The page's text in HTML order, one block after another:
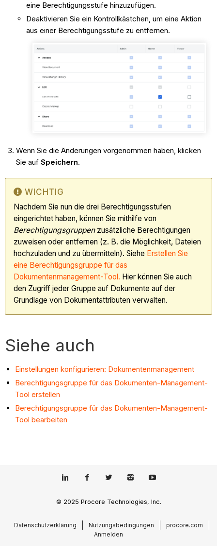
eine Berechtigungsstufe hinzuzufügen.
Deaktivieren Sie ein Kontrollkästchen, um eine Aktion
aus einer Berechtigungsstufe zu entfernen.
Wenn Sie die Änderungen vorgenommen haben, klicken
Sie auf Speichern.
WICHTIG
Nachdem Sie nun die drei Berechtigungsstufen
eingerichtet haben, können Sie mithilfe von
Berechtigungsgruppenzusätzliche Berechtigungen
zuweisen oder entfernen (z. B. die Möglichkeit, Dateien
hochzuladen und zu übermitteln). Siehe Erstellen Sie
eine Berechtigungsgruppe für das
Dokumentenmanagement-Tool. Hier können Sie auch
den Zugriff jeder Gruppe auf Dokumente auf der
Grundlage von Dokumentattributen verwalten.
Siehe auch
Einstellungen konfigurieren: Dokumentenmanagement
Berechtigungsgruppe für das Dokumenten-Management-
Tool erstellen
Berechtigungsgruppe für das Dokumenten-Management-
Tool bearbeiten
© 2025 Procore Technologies, Inc.
Datenschutzerklärung Nutzungsbedingungen
procore.com
Anmelden